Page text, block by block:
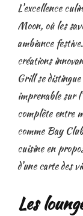
L'excellence
Moon, où les
ambiance
créations
Grill se
imprenable sur
complète entre
comme Bay
cuisine en
d'une carte des
Les